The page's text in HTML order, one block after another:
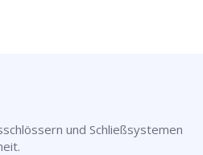
und Schließsystemen